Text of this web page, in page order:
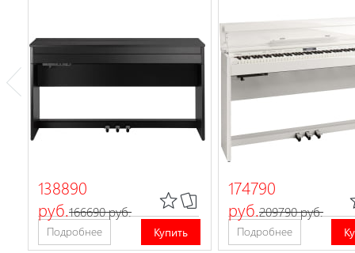
138890
руб.166690 руб.
Подробнее Купить
174790
руб.209790 руб.
Подробнее